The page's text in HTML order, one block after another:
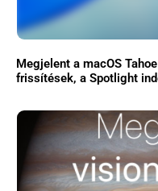
Megjelent a macOS
frissítések, a Spotlight